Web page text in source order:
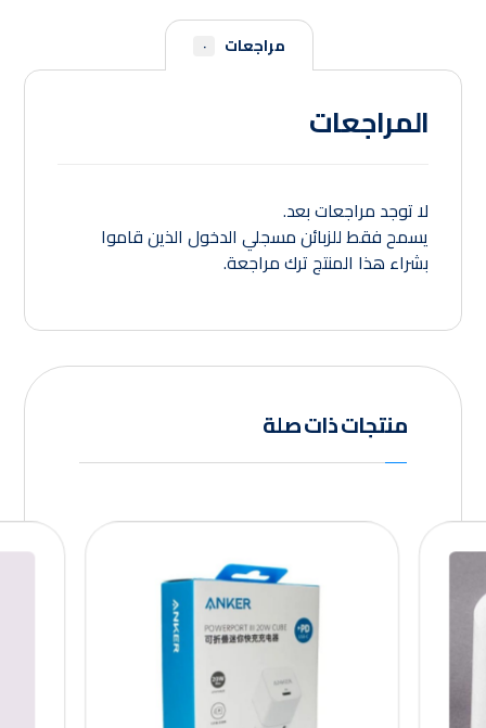
مراجعات ٠
المراجعات
لا توجد مراجعات بعد.
يسمح فقط للزبائن مسجلي الدخول الذين قاموا
بشراء هذا المنتج ترك مراجعة.
منتجات ذات صلة